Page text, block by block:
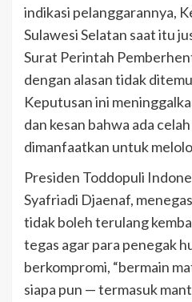
indikasi pelanggarannya,
Sulawesi Selatan saat itu
Surat Perintah
dengan alasan tidak
Keputusan ini
dan kesan bahwa ada
dimanfaatkan untuk
Presiden Toddopuli
Syafriadi Djaenaf,
tidak boleh terulang
tegas agar para penegak
berkompromi, “bermain
siapa pun — termasuk